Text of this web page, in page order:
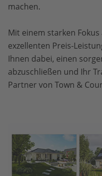
machen.
Mit einem starken
exzellenten Preis-
Ihnen dabei, einen
abzuschließen und Ihr
Partner von Town &